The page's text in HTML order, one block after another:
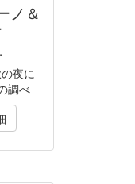
ノ＆
夜に
調べ